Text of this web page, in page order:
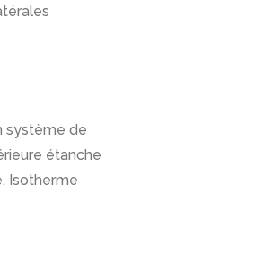
système de
étanche
Isotherme